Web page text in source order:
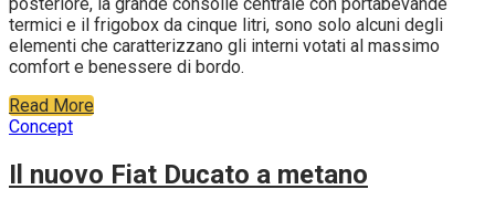
termici e il frigobox da cinque litri, sono solo alcuni degli
elementi che caratterizzano gli interni votati al massimo
comfort e benessere di bordo.
Read More
Concept
Il nuovo Fiat Ducato a metano